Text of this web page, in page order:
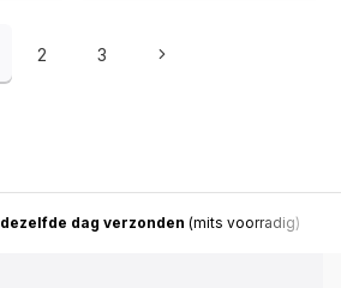
2 3
dezelfde dag verzonden (mits voorradig)